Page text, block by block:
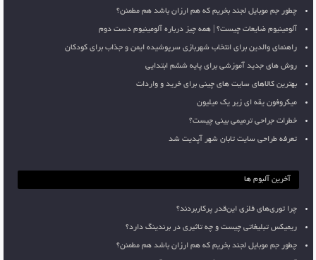
چطور جم موبایل لجند بخریم که هم ارزان باشد هم مطمئن؟
آلومینیوم ضایعات چیست؟ | همه چیز درباره آلومینیوم دست دوم
راهنمای والدین برای انتخاب شهربازی سرپوشیده ایمن و جذاب برای کودکان
روش های جدید آموزشی برای پایه ششم ابتدایی
بهترین کالاهای سایت های چینی برای خرید و واردات
میکروفون یقه ای زیر یک میلیون
خطرات جراحی ترمیمی بینی چیست؟
تعرفه طراحی سایت تابان شهر آپدیت شد
آخرین آلبوم ها
چرا توری‌های فلزی این‌قدر پرکاربردند؟
ریمیکس تبلیغاتی چیست و چه تاثیری در برندینگ دارد؟
چطور جم موبایل لجند بخریم که هم ارزان باشد هم مطمئن؟